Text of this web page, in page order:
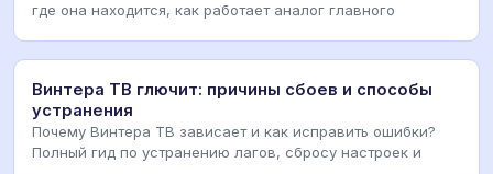
где она находится, как работает аналог главного
Винтера ТВ глючит: причины сбоев и способы
устранения
Почему Винтера ТВ зависает и как исправить ошибки?
Полный гид по устранению лагов, сбросу настроек и